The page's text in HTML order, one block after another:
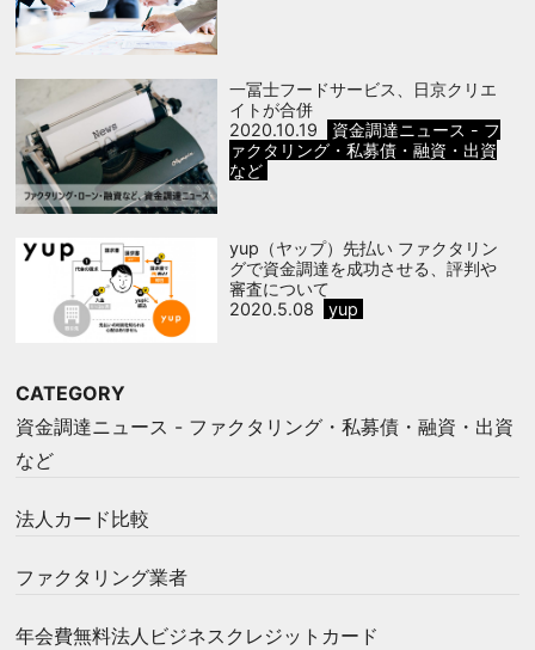
一冨士フードサービス、日京クリエ
イトが合併
2020.10.19
資金調達ニュース - フ
ァクタリング・私募債・融資・出資
など
yup（ヤップ）先払い ファクタリン
グで資金調達を成功させる、評判や
審査について
2020.5.08
yup
CATEGORY
資金調達ニュース - ファクタリング・私募債・融資・出資
など
法人カード比較
ファクタリング業者
年会費無料法人ビジネスクレジットカード